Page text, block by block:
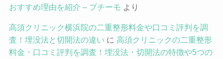
おすすめ理由を紹介 – プチーモ より
高須クリニック横浜院の二重整形料金や口コミ評判を調
査！埋没法と切開法の違い に 高須クリニックの二重整形
料金・口コミ評判を調査！埋没法・切開法の特徴や5つの